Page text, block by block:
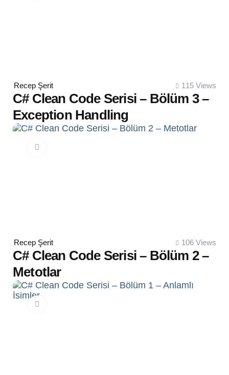
Posted
by
Recep Şerit 115 Views
C# Clean Code Serisi – Bölüm 3 –
Exception Handling
Posted
by
Recep Şerit 106 Views
C# Clean Code Serisi – Bölüm 2 –
Metotlar